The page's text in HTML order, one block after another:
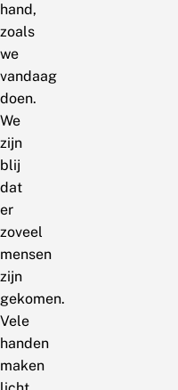
hand,
zoals
we
vandaag
doen.
We
zijn
blij
dat
er
zoveel
mensen
zijn
gekomen.
Vele
handen
maken